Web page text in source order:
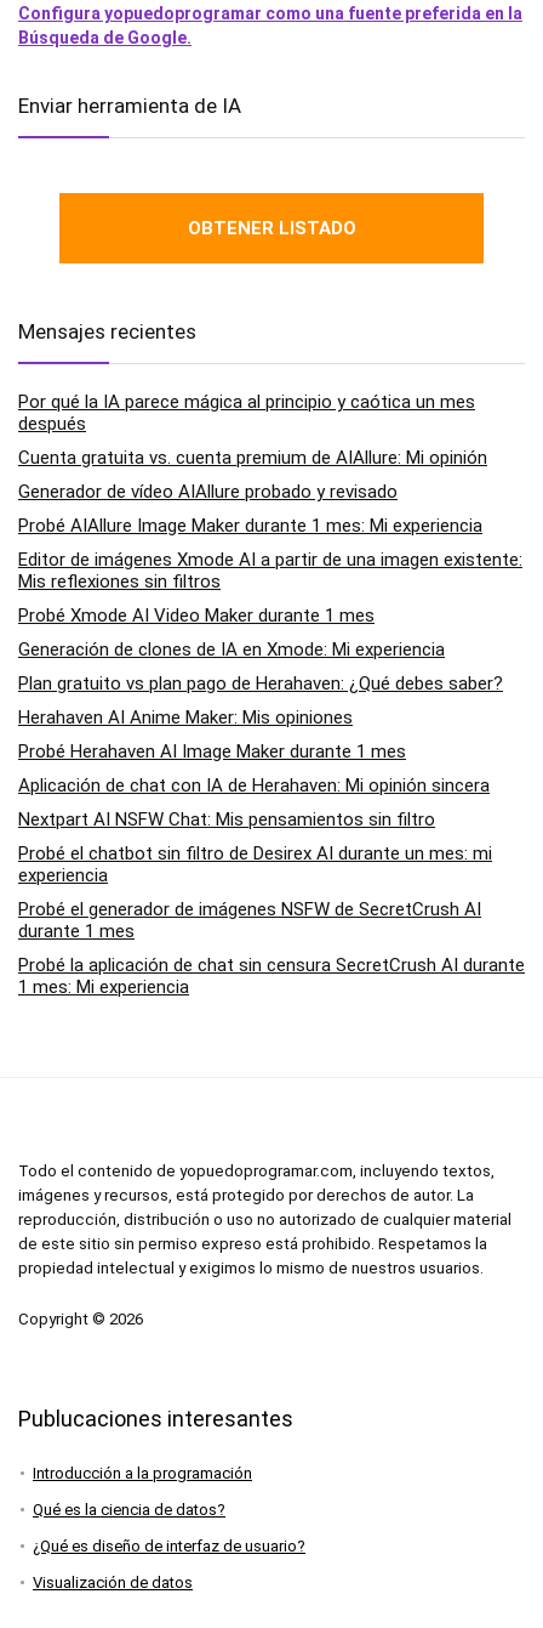
Configura yopuedoprogramar como una fuente preferida en la
Búsqueda de Google.
Enviar herramienta de IA
OBTENER LISTADO
Mensajes recientes
Por qué la IA parece mágica al principio y caótica un mes
después
Cuenta gratuita vs. cuenta premium de AIAllure: Mi opinión
Generador de vídeo AIAllure probado y revisado
Probé AIAllure Image Maker durante 1 mes: Mi experiencia
Editor de imágenes Xmode AI a partir de una imagen existente:
Mis reflexiones sin filtros
Probé Xmode AI Video Maker durante 1 mes
Generación de clones de IA en Xmode: Mi experiencia
Plan gratuito vs plan pago de Herahaven: ¿Qué debes saber?
Herahaven AI Anime Maker: Mis opiniones
Probé Herahaven AI Image Maker durante 1 mes
Aplicación de chat con IA de Herahaven: Mi opinión sincera
Nextpart AI NSFW Chat: Mis pensamientos sin filtro
Probé el chatbot sin filtro de Desirex AI durante un mes: mi
experiencia
Probé el generador de imágenes NSFW de SecretCrush AI
durante 1 mes
Probé la aplicación de chat sin censura SecretCrush AI durante
1 mes: Mi experiencia
Todo el contenido de yopuedoprogramar.com, incluyendo textos,
imágenes y recursos, está protegido por derechos de autor. La
reproducción, distribución o uso no autorizado de cualquier material
de este sitio sin permiso expreso está prohibido. Respetamos la
propiedad intelectual y exigimos lo mismo de nuestros usuarios.
Copyright © 2026
Publucaciones interesantes
Introducción a la programación
Qué es la ciencia de datos?
¿Qué es diseño de interfaz de usuario?
Visualización de datos